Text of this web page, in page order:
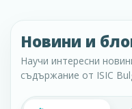
Новини и
Научи интересни
съдържание от ISIC